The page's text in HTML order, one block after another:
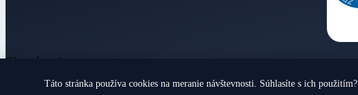
Obecné noviny
© 2026 Všetky práva vyhradené
Táto stránka používa cookies na meranie návštevnosti. Súhlasíte s ich použitím?